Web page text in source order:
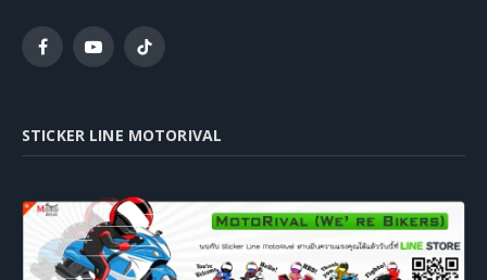
FacebookYouTubeTikTok
STICKER LINE MOTORIVAL